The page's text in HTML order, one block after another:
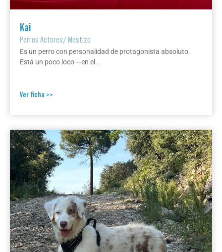
Kai
Perros Actores/Mestizo
Es un perro con personalidad de protagonista absoluto.
Está un poco loco —en el...
Ver ficha >>